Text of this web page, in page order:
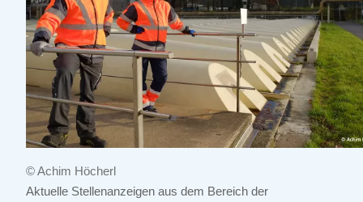
© Achim Höcherl
Aktuelle Stellenanzeigen aus dem Bereich der